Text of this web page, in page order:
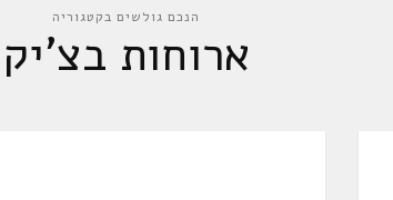
הנכם גולשים בקטגוריה
ארוחות בצ’יק